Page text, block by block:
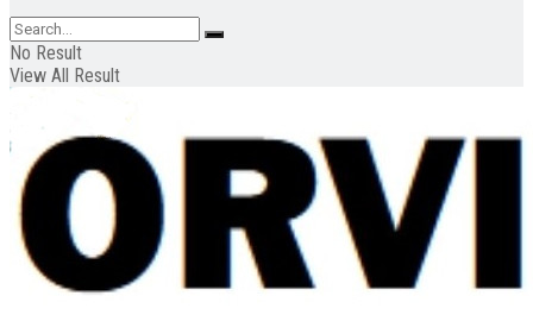
No Result
View All Result